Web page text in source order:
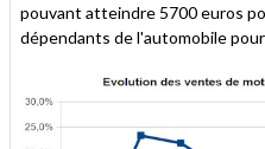
pouvant atteindre 5700 euros
dépendants de l'automobile